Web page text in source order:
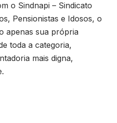
o Sindnapi – Sindicato
Pensionistas e Idosos, o
apenas sua própria
toda a categoria,
mais digna,